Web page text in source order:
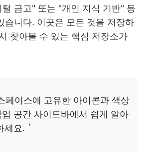
털 금고" 또는 "개인 지식 기반" 등
습니다. 이곳은 모든 것을 저장하
찾아볼 수 있는 핵심 저장소가
페이스에 고유한 아이콘과 색상
공간 사이드바에서 쉽게 알아
세요. `